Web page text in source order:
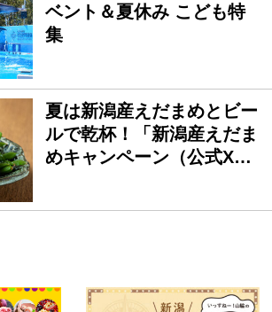
ベント＆夏休み こども特
集
夏は新潟産えだまめとビー
ルで乾杯！「新潟産えだま
めキャンペーン（公式X…